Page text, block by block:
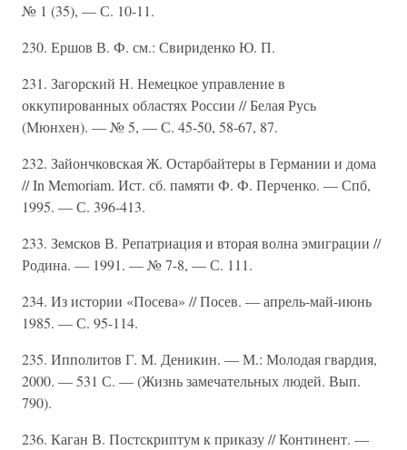
№ 1 (35), — С. 10-11.
230. Ершов В. Ф. см.: Свириденко Ю. П.
231. Загорский Н. Немецкое управление в
оккупированных областях России // Белая Русь
(Мюнхен). — № 5, — С. 45-50, 58-67, 87.
232. Зайончковская Ж. Остарбайтеры в Германии и дома
// In Memoriam. Ист. сб. памяти Ф. Ф. Перченко. — Спб,
1995. — С. 396-413.
233. Земсков В. Репатриация и вторая волна эмиграции //
Родина. — 1991. — № 7-8, — С. 111.
234. Из истории «Посева» // Посев. — апрель-май-июнь
1985. — С. 95-114.
235. Ипполитов Г. М. Деникин. — М.: Молодая гвардия,
2000. — 531 С. — (Жизнь замечательных людей. Вып.
790).
236. Каган В. Постскриптум к приказу // Континент. —